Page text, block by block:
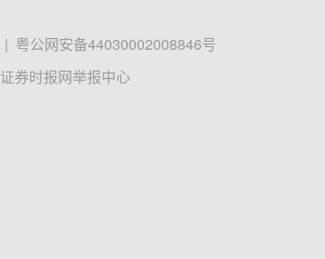
| 粤公网安备44030002008846号
证券时报网举报中心